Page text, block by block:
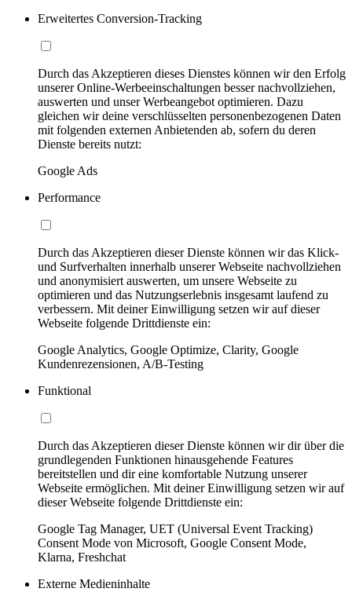
Erweitertes Conversion-Tracking
Durch das Akzeptieren dieses Dienstes können wir den Erfolg
unserer Online-Werbeeinschaltungen besser nachvollziehen,
auswerten und unser Werbeangebot optimieren. Dazu
gleichen wir deine verschlüsselten personenbezogenen Daten
mit folgenden externen Anbietenden ab, sofern du deren
Dienste bereits nutzt:
Google Ads
Performance
Durch das Akzeptieren dieser Dienste können wir das Klick-
und Surfverhalten innerhalb unserer Webseite nachvollziehen
und anonymisiert auswerten, um unsere Webseite zu
optimieren und das Nutzungserlebnis insgesamt laufend zu
verbessern. Mit deiner Einwilligung setzen wir auf dieser
Webseite folgende Drittdienste ein:
Google Analytics, Google Optimize, Clarity, Google
Kundenrezensionen, A/B-Testing
Funktional
Durch das Akzeptieren dieser Dienste können wir dir über die
grundlegenden Funktionen hinausgehende Features
bereitstellen und dir eine komfortable Nutzung unserer
Webseite ermöglichen. Mit deiner Einwilligung setzen wir auf
dieser Webseite folgende Drittdienste ein:
Google Tag Manager, UET (Universal Event Tracking)
Consent Mode von Microsoft, Google Consent Mode,
Klarna, Freshchat
Externe Medieninhalte